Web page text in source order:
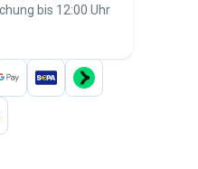
bis 12:00 Uhr